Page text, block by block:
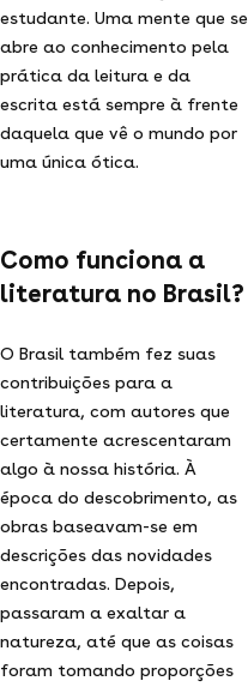
estudante. Uma mente que se
abre ao conhecimento pela
prática da leitura e da
escrita está sempre à frente
daquela que vê o mundo por
uma única ótica.
Como funciona a
literatura no Brasil?
O Brasil também fez suas
contribuições para a
literatura, com autores que
certamente acrescentaram
algo à nossa história. À
época do descobrimento, as
obras baseavam-se em
descrições das novidades
encontradas. Depois,
passaram a exaltar a
natureza, até que as coisas
foram tomando proporções